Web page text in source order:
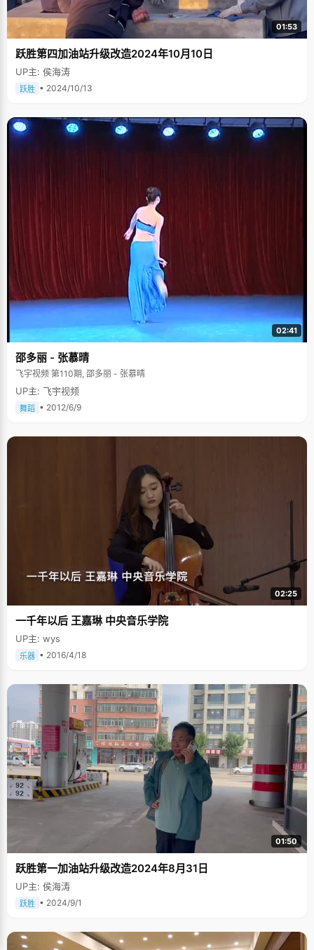
01:53
跃胜第四加油站升级改造2024年10月10日
UP主: 侯海涛
跃胜 • 2024/10/13
02:41
邵多丽 - 张慕晴
飞宇视频 第110期, 邵多丽 - 张慕晴
UP主: 飞宇视频
舞蹈 • 2012/6/9
02:25
一千年以后 王嘉琳 中央音乐学院
UP主: wys
乐器 • 2016/4/18
01:50
跃胜第一加油站升级改造2024年8月31日
UP主: 侯海涛
跃胜 • 2024/9/1